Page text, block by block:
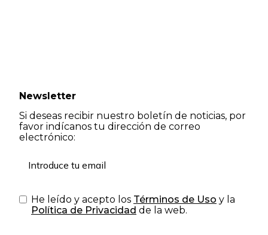
Newsletter
Si deseas recibir nuestro boletín de noticias, por
favor indícanos tu dirección de correo
electrónico:
He leído y acepto los Términos de Uso y la
Política de Privacidad de la web.